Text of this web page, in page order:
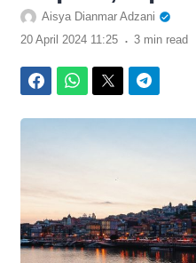
Aisya Dianmar Adzani
20 April 2024 11:25 . 3 min read